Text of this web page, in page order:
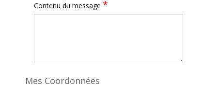
Contenu du message *
Mes Coordonnées